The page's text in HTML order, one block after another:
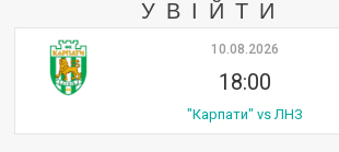
УВІЙТИ
10.08.2026
18:00
"Карпати" vs ЛНЗ